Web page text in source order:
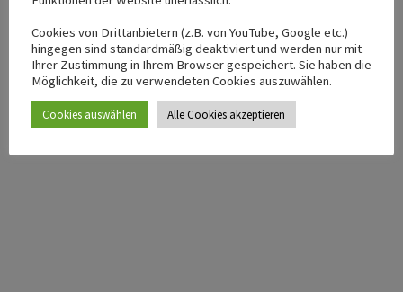
Impressum
to
Top
Cookies von Drittanbietern (z.B. von YouTube, Google etc.)
hingegen sind standardmäßig deaktiviert und werden nur mit
Ihrer Zustimmung in Ihrem Browser gespeichert. Sie haben die
Möglichkeit, die zu verwendeten Cookies auszuwählen.
Cookies auswählen Alle Cookies akzeptieren